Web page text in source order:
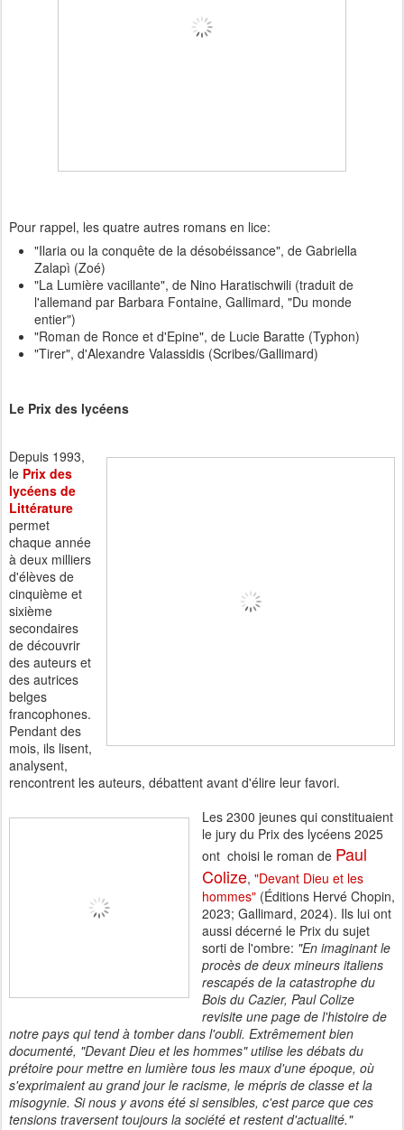
Pour rappel, les quatre autres romans en lice:
"Ilaria ou la conquête de la désobéissance", de Gabriella
Zalapì (Zoé)
"La Lumière vacillante", de Nino Haratischwili (traduit de
l'allemand par Barbara Fontaine, Gallimard, "Du monde
entier")
"Roman de Ronce et d'Epine", de Lucie Baratte (Typhon)
"Tirer", d'Alexandre Valassidis (Scribes/Gallimard)
Le Prix des lycéens
Depuis 1993,
le Prix des
lycéens de
Littérature
permet
chaque année
à deux milliers
d'élèves de
cinquième et
sixième
secondaires
de découvrir
des auteurs et
des autrices
belges
francophones.
Pendant des
mois, ils lisent,
analysent,
rencontrent les auteurs, débattent avant d'élire leur favori.
Les 2300 jeunes qui constituaient
le jury du Prix des lycéens 2025
ont choisi le roman de Paul
Colize, "Devant Dieu et les
hommes" (Éditions Hervé Chopin,
2023; Gallimard, 2024). Ils lui ont
aussi décerné le Prix du sujet
sorti de l'ombre: "En imaginant le
procès de deux mineurs italiens
rescapés de la catastrophe du
Bois du Cazier, Paul Colize
revisite une page de l'histoire de
notre pays qui tend à tomber dans l'oubli. Extrêmement bien
documenté, "Devant Dieu et les hommes" utilise les débats du
prétoire pour mettre en lumière tous les maux d'une époque, où
s'exprimaient au grand jour le racisme, le mépris de classe et la
misogynie. Si nous y avons été si sensibles, c'est parce que ces
tensions traversent toujours la société et restent d'actualité."